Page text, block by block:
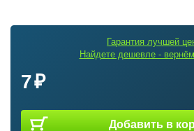
Гарантия лучшей
Найдете дешевле -
7
Добавить в